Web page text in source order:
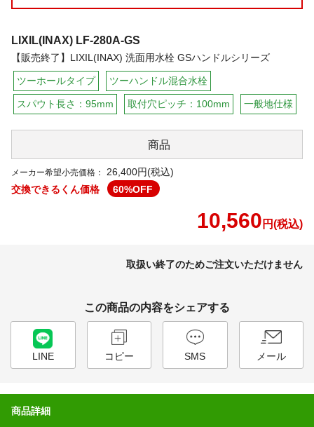
LIXIL(INAX) LF-280A-GS
【販売終了】LIXIL(INAX) 洗面用水栓 GSハンドルシリーズ
ツーホールタイプ ツーハンドル混合水栓
スパウト長さ：95mm 取付穴ピッチ：100mm 一般地仕様
商品
メーカー希望小売価格：
26,400円(税込)
交換できるくん価格
60%OFF
10,560 円(税込)
取扱い終了のためご注文いただけません
この商品の内容をシェアする
LINE コピー SMS メール
商品詳細